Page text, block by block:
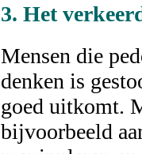
3. Het
Mensen die
denken is
goed uitkomt.
bijvoorbeeld